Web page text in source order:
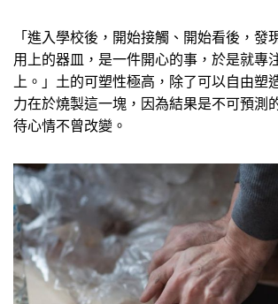
「進入學校後，開始接觸、開始看後，發
用上的器皿，是一件開心的事，於是就專
上。」土的可塑性極高，除了可以自由塑
力在於燒製這一塊，因為結果是不可預測
待心情不曾改變。